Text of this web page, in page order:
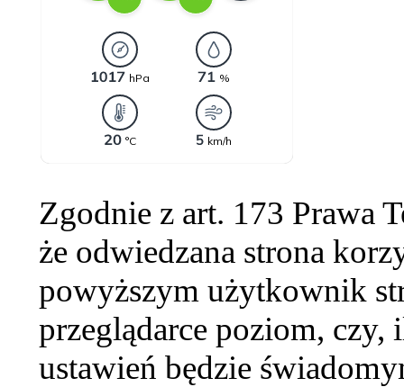
Zgodnie z art. 173 Prawa
że odwiedzana strona
powyższym użytkownik
przeglądarce poziom,
ustawień będzie